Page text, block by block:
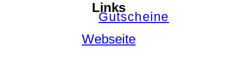
Gutscheine
Links
Webseite